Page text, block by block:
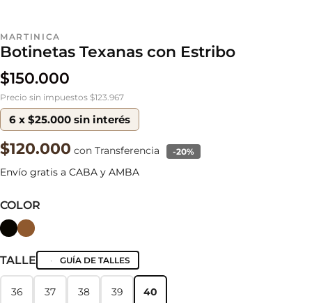
MARTINICA
Botinetas Texanas con Estribo
$150.000
COLOR
TALLE GUÍA DE TALLES
36
36 37
37 38
38 39
39 40
40
Precio sin impuestos $123.967
6 x $25.000 sin interés
$120.000 con Transferencia -20%
Envío gratis a CABA y AMBA